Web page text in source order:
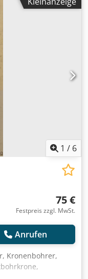
siehe Fotos -
3,9 kg
1 / 6
75 €
Festpreis zzgl. MwSt.
Anrufen
Kronenbohrer,
der Bohrer: 470